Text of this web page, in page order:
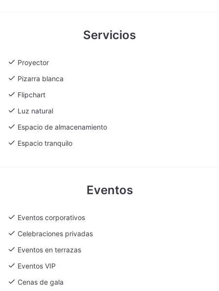
organizadores centrarse en el contenido y la experiencia de
Ubicación
Estratégicamente situada en una zona con carácter, Casa
Guardiola de Sevilla combina la proximidad al patrimonio
accesibilidad. Su ubicación facilita el acceso para invitados
tanto locales como internacionales, haciendo que cada evento
también resulte cómodo y práctico para todos los asistentes.
Servicios
Proyector
Pizarra blanca
Flipchart
Luz natural
Espacio de almacenamiento
Espacio tranquilo
Eventos
Eventos corporativos
Celebraciones privadas
Eventos en terrazas
Eventos VIP
Cenas de gala